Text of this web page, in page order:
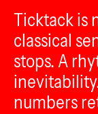
Ticktack is
classical
stops. A
numbers